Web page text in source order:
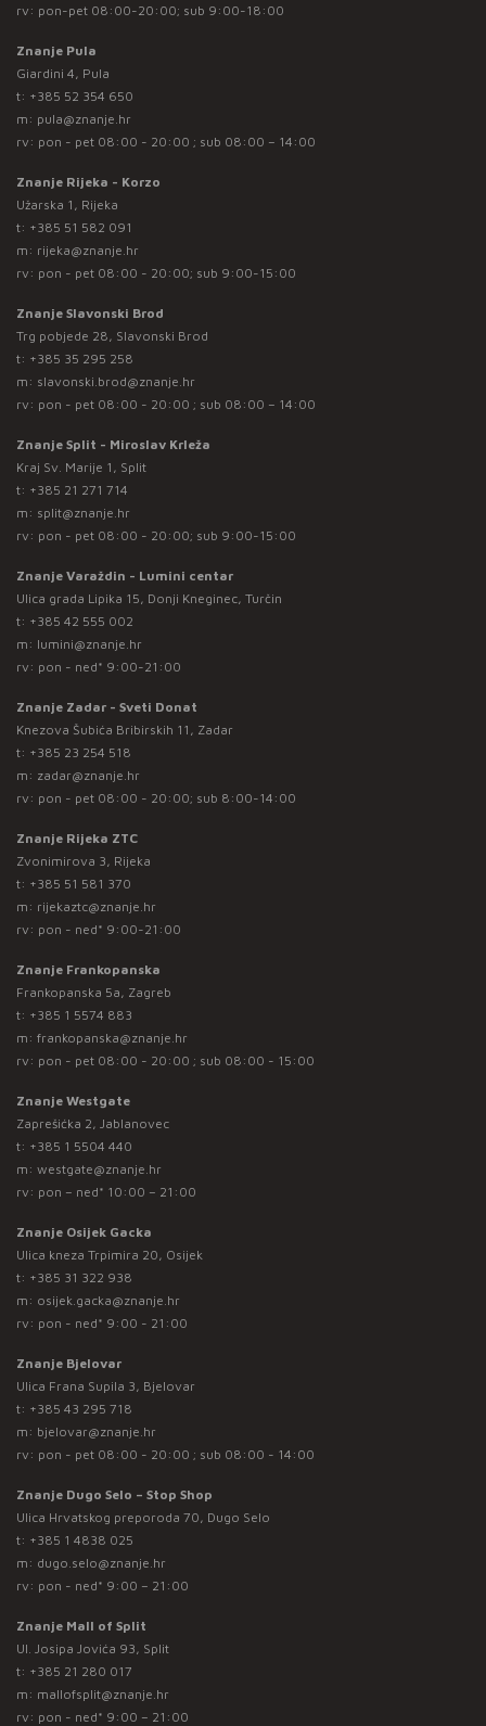
rv: pon-pet 08:00-20:00; sub 9:00-18:00
Znanje Pula
Giardini 4, Pula
t: +385 52 354 650
m: pula@znanje.hr
rv: pon - pet 08:00 - 20:00 ; sub 08:00 – 14:00
Znanje Rijeka - Korzo
Užarska 1, Rijeka
t: +385 51 582 091
m: rijeka@znanje.hr
rv: pon - pet 08:00 - 20:00; sub 9:00-15:00
Znanje Slavonski Brod
Trg pobjede 28, Slavonski Brod
t: +385 35 295 258
m: slavonski.brod@znanje.hr
rv: pon - pet 08:00 - 20:00 ; sub 08:00 – 14:00
Znanje Split - Miroslav Krleža
Kraj Sv. Marije 1, Split
t: +385 21 271 714
m: split@znanje.hr
rv: pon - pet 08:00 - 20:00; sub 9:00-15:00
Znanje Varaždin - Lumini centar
Ulica grada Lipika 15, Donji Kneginec, Turčin
t: +385 42 555 002
m: lumini@znanje.hr
rv: pon - ned* 9:00-21:00
Znanje Zadar - Sveti Donat
Knezova Šubića Bribirskih 11, Zadar
t: +385 23 254 518
m: zadar@znanje.hr
rv: pon - pet 08:00 - 20:00; sub 8:00-14:00
Znanje Rijeka ZTC
Zvonimirova 3, Rijeka
t: +385 51 581 370
m: rijekaztc@znanje.hr
rv: pon - ned* 9:00-21:00
Znanje Frankopanska
Frankopanska 5a, Zagreb
t: +385 1 5574 883
m: frankopanska@znanje.hr
rv: pon - pet 08:00 - 20:00 ; sub 08:00 - 15:00
Znanje Westgate
Zaprešićka 2, Jablanovec
t: +385 1 5504 440
m: westgate@znanje.hr
rv: pon – ned* 10:00 – 21:00
Znanje Osijek Gacka
Ulica kneza Trpimira 20, Osijek
t: +385 31 322 938
m: osijek.gacka@znanje.hr
rv: pon - ned* 9:00 - 21:00
Znanje Bjelovar
Ulica Frana Supila 3, Bjelovar
t: +385 43 295 718
m: bjelovar@znanje.hr
rv: pon - pet 08:00 - 20:00 ; sub 08:00 - 14:00
Znanje Dugo Selo – Stop Shop
Ulica Hrvatskog preporoda 70, Dugo Selo
t: +385 1 4838 025
m: dugo.selo@znanje.hr
rv: pon - ned* 9:00 – 21:00
Znanje Mall of Split
Ul. Josipa Jovića 93, Split
t: +385 21 280 017
m: mallofsplit@znanje.hr
rv: pon - ned* 9:00 – 21:00